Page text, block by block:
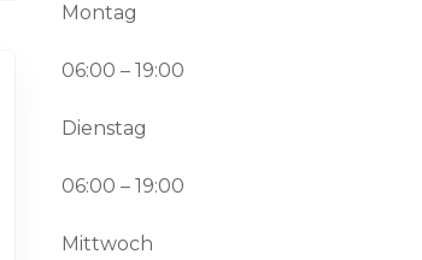
Montag
06:00 – 19:00
Dienstag
06:00 – 19:00
Mittwoch